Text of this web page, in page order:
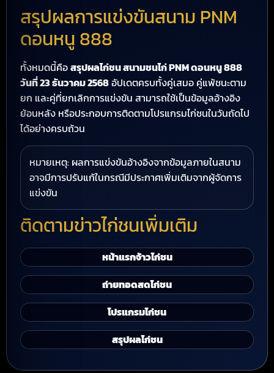
สรุปผลการแข่งขันสนาม PNM
ดอนหนู 888
ทั้งหมดนี้คือสรุปผลไก่ชน สนามชนไก่ PNM ดอนหนู 888
วันที่ 23 ธันวาคม 2568อัปเดตครบทั้งคู่เสมอ คู่แพ้ชนะตาม
ยก และคู่ที่ยกเลิกการแข่งขัน สามารถใช้เป็นข้อมูลอ้างอิง
ย้อนหลัง หรือประกอบการติดตามโปรแกรมไก่ชนในวันถัดไป
ได้อย่างครบถ้วน
หมายเหตุ: ผลการแข่งขันอ้างอิงจากข้อมูลภายในสนาม
อาจมีการปรับแก้ในกรณีมีประกาศเพิ่มเติมจากผู้จัดการ
แข่งขัน
ติดตามข่าวไก่ชนเพิ่มเติม
หน้าแรกจ้าวไก่ชน
ถ่ายทอดสดไก่ชน
โปรแกรมไก่ชน
สรุปผลไก่ชน